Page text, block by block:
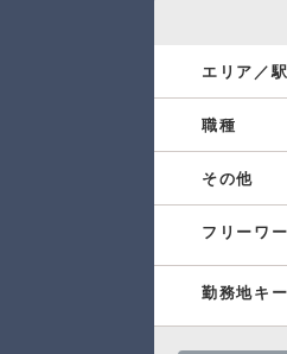
エリア／
職種
その他
フリーワ
勤務地キ